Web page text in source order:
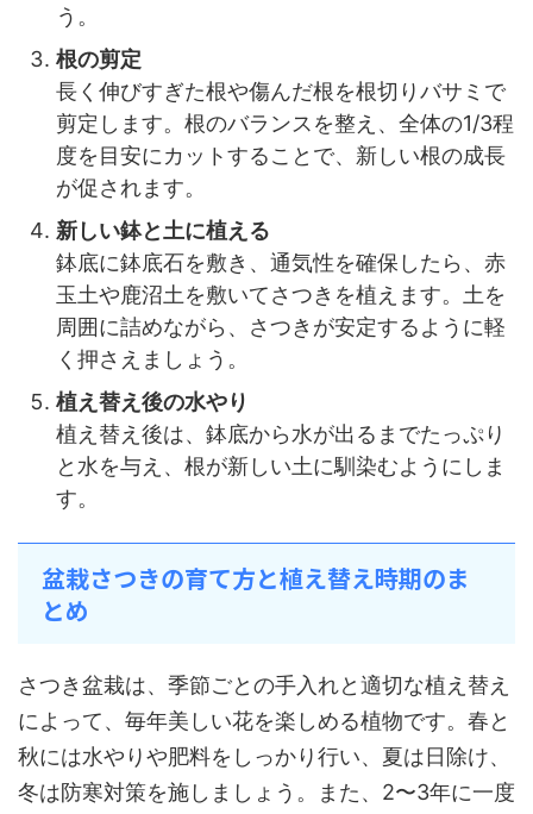
う。
根の剪定
長く伸びすぎた根や傷んだ根を根切りバサミで
剪定します。根のバランスを整え、全体の1/3程
度を目安にカットすることで、新しい根の成長
が促されます。
新しい鉢と土に植える
鉢底に鉢底石を敷き、通気性を確保したら、赤
玉土や鹿沼土を敷いてさつきを植えます。土を
周囲に詰めながら、さつきが安定するように軽
く押さえましょう。
植え替え後の水やり
植え替え後は、鉢底から水が出るまでたっぷり
と水を与え、根が新しい土に馴染むようにしま
す。
盆栽さつきの育て方と植え替え時期のま
とめ
さつき盆栽は、季節ごとの手入れと適切な植え替え
によって、毎年美しい花を楽しめる植物です。春と
秋には水やりや肥料をしっかり行い、夏は日除け、
冬は防寒対策を施しましょう。また、2〜3年に一度